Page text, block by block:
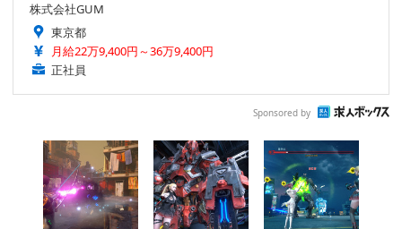
株式会社GUM
東京都
月給22万9,400円～36万9,400円
正社員
Sponsored by